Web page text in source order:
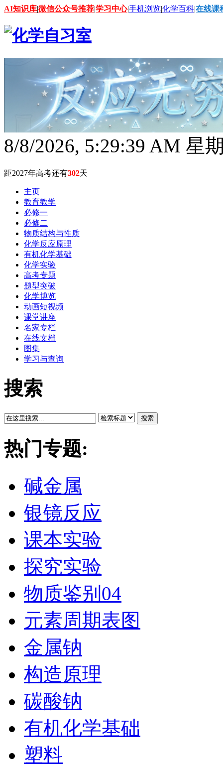
AI知识库|微信公众号推荐|学习中心|手机浏览|化学百科|在线课
8/8/2026, 5:29:41 AM 星
距2027年高考还有302天
主页
教育教学
必修一
必修二
物质结构与性质
化学反应原理
有机化学基础
化学实验
高考专题
题型突破
化学博览
动画短视频
课堂讲座
名家专栏
在线文档
图集
学习与查询
搜索
搜索
热门专题:
碱金属
银镜反应
课本实验
探究实验
物质鉴别04
元素周期表图
金属钠
构造原理
碳酸钠
有机化学基础
塑料